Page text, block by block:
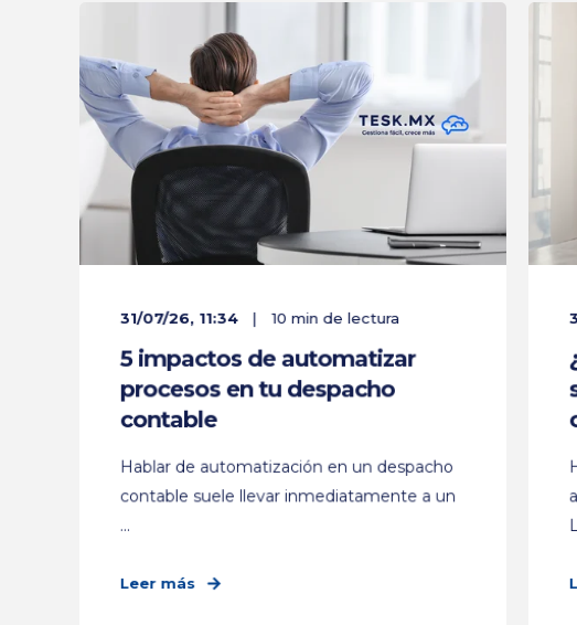
31/07/26, 11:34 10 min de lectura
5 impactos de automatizar
procesos en tu despacho
contable
Hablar de automatización en un despacho
contable suele llevar inmediatamente a un
...
Leer más